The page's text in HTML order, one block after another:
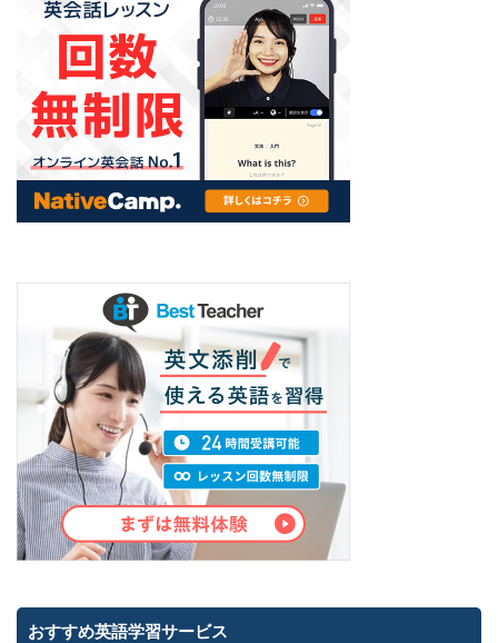
おすすめ英語学習サービス